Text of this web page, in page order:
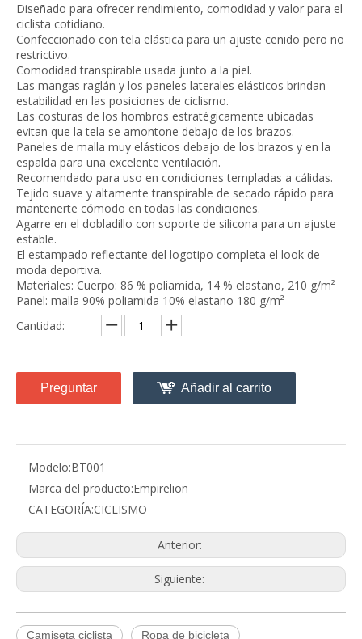
Diseñado para ofrecer rendimiento, comodidad y valor para el
ciclista cotidiano.
Confeccionado con tela elástica para un ajuste ceñido pero no
restrictivo.
Comodidad transpirable usada junto a la piel.
Las mangas raglán y los paneles laterales elásticos brindan
estabilidad en las posiciones de ciclismo.
Las costuras de los hombros estratégicamente ubicadas
evitan que la tela se amontone debajo de los brazos.
Paneles de malla muy elásticos debajo de los brazos y en la
espalda para una excelente ventilación.
Recomendado para uso en condiciones templadas a cálidas.
Tejido suave y altamente transpirable de secado rápido para
mantenerte cómodo en todas las condiciones.
Agarre en el dobladillo con soporte de silicona para un ajuste
estable.
El estampado reflectante del logotipo completa el look de
moda deportiva.
Materiales: Cuerpo: 86 % poliamida, 14 % elastano, 210 g/m²
Panel: malla 90% poliamida 10% elastano 180 g/m²
Cantidad:
Preguntar Añadir al carrito
Modelo:BT001
Marca del producto:Empirelion
CATEGORÍA:CICLISMO
Anterior:
Siguiente:
Camiseta ciclista Ropa de bicicleta
QPolítica de quejas